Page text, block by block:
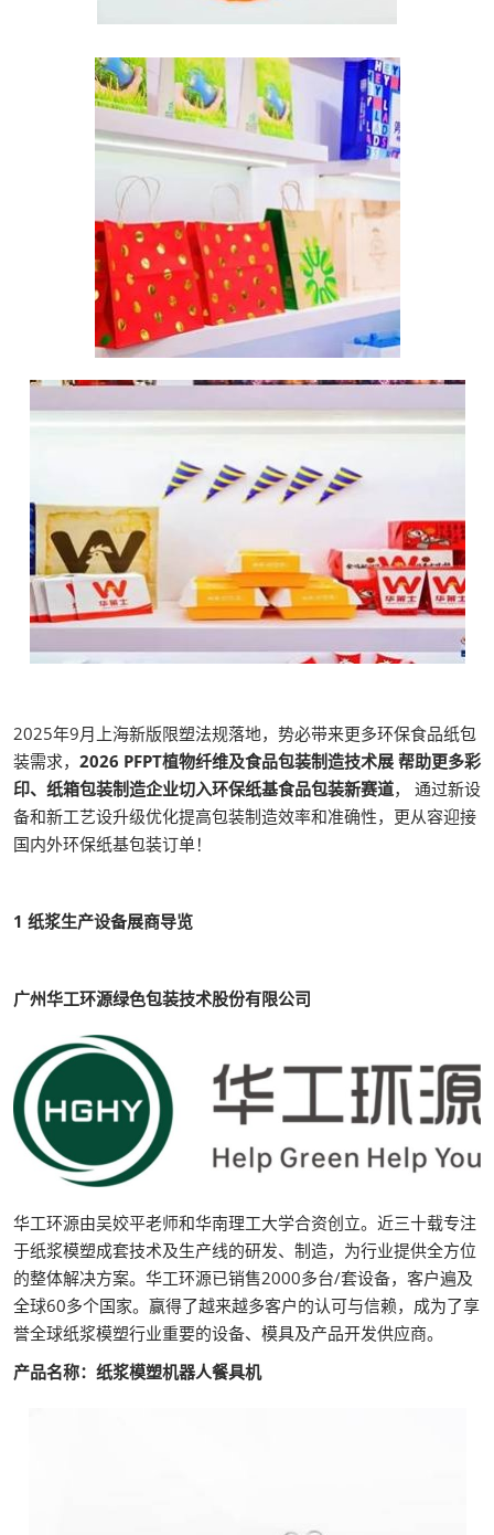
2025年9月上海新版限塑法规落地，势必带来更多环保食品纸包
装需求， 2026 PFPT植物纤维及食品包装制造技术展 帮助更多彩
印、纸箱包装制造企业切入环保纸基食品包装新赛道， 通过新设
备和新工艺设升级优化提高包装制造效率和准确性，更从容迎接
国内外环保纸基包装订单！
1 纸浆生产设备展商导览
广州华工环源绿色包装技术股份有限公司
华工环源由吴姣平老师和华南理工大学合资创立。近三十载专注
于纸浆模塑成套技术及生产线的研发、制造，为行业提供全方位
的整体解决方案。华工环源已销售2000多台/套设备，客户遍及
全球60多个国家。赢得了越来越多客户的认可与信赖，成为了享
誉全球纸浆模塑行业重要的设备、模具及产品开发供应商。
产品名称：纸浆模塑机器人餐具机